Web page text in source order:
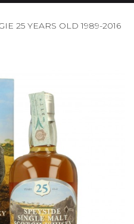
25 YEARS OLD 1989-2016